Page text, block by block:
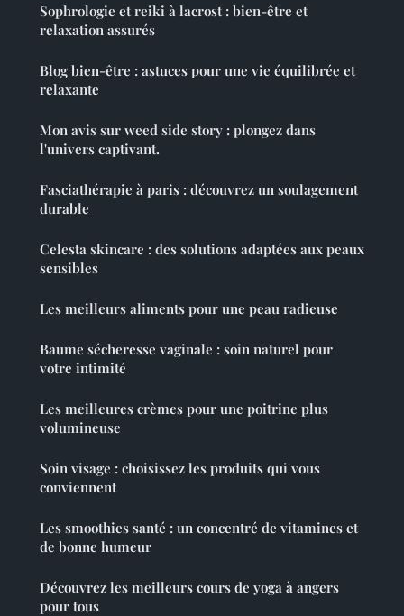
Sophrologie et reiki à lacrost : bien-être et
relaxation assurés
Blog bien-être : astuces pour une vie équilibrée et
relaxante
Mon avis sur weed side story : plongez dans
l'univers captivant.
Fasciathérapie à paris : découvrez un soulagement
durable
Celesta skincare : des solutions adaptées aux peaux
sensibles
Les meilleurs aliments pour une peau radieuse
Baume sécheresse vaginale : soin naturel pour
votre intimité
Les meilleures crèmes pour une poitrine plus
volumineuse
Soin visage : choisissez les produits qui vous
conviennent
Les smoothies santé : un concentré de vitamines et
de bonne humeur
Découvrez les meilleurs cours de yoga à angers
pour tous